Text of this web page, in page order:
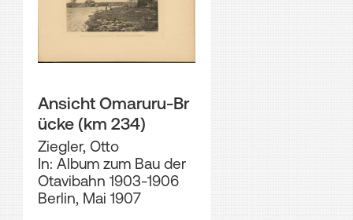
Ansicht Omaruru-Br
ücke (km 234)
Ziegler, Otto
In: Album zum Bau der
Otavibahn 1903-1906
Berlin, Mai 1907